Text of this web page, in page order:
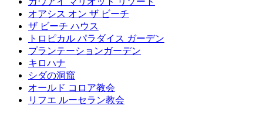
オアシス オン ザ ビーチ
ザ ビーチ ハウス
トロピカル パラダイス ガーデン
プランテーションガーデン
キロハナ
シダの洞窟
オールド コロア教会
リフエ ルーセラン教会